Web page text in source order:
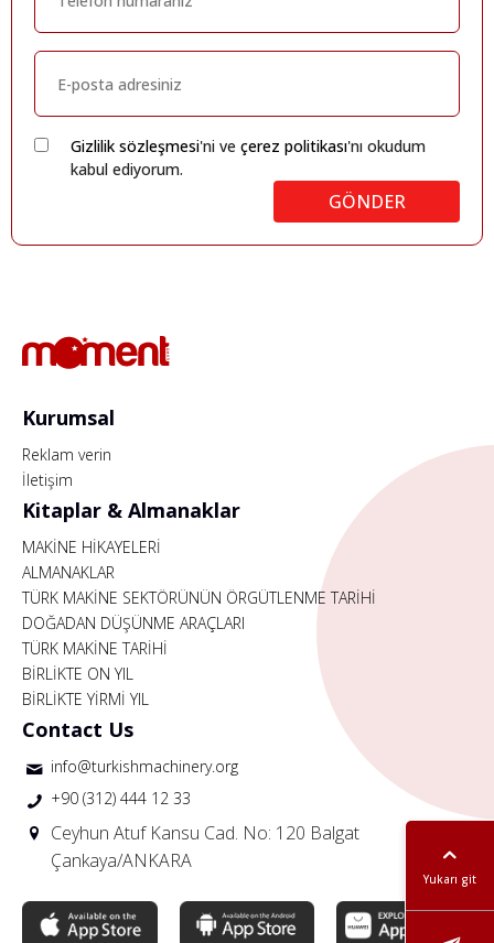
Gizlilik sözleşmesi'ni ve çerez politikası'nı okudum
kabul ediyorum.
GÖNDER
Yukarı git
Kurumsal
Reklam verin
İletişim
Kitaplar & Almanaklar
MAKİNE HİKAYELERİ
ALMANAKLAR
TÜRK MAKİNE SEKTÖRÜNÜN ÖRGÜTLENME TARİHİ
DOĞADAN DÜŞÜNME ARAÇLARI
TÜRK MAKİNE TARİHİ
BİRLİKTE ON YIL
BİRLİKTE YİRMİ YIL
Contact Us
info@turkishmachinery.org
+90 (312) 444 12 33
Ceyhun Atuf Kansu Cad. No: 120 Balgat
Çankaya/ANKARA